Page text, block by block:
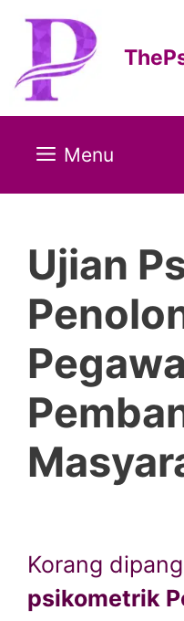
Skip
content
Menu
Ujian
Korang
psikometrik